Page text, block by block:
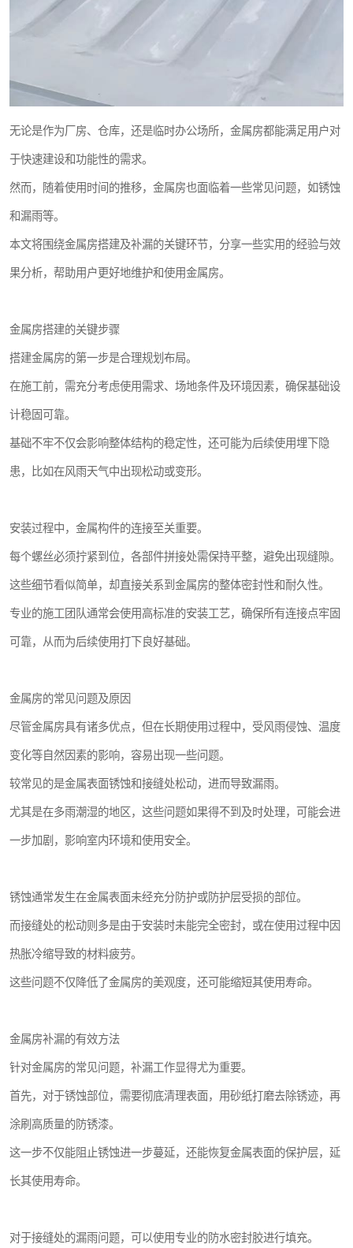
无论是作为厂房、仓库，还是临时办公场所，金属房都能满足用户对
于快速建设和功能性的需求。
然而，随着使用时间的推移，金属房也面临着一些常见问题，如锈蚀
和漏雨等。
本文将围绕金属房搭建及补漏的关键环节，分享一些实用的经验与效
果分析，帮助用户更好地维护和使用金属房。
金属房搭建的关键步骤
搭建金属房的第一步是合理规划布局。
在施工前，需充分考虑使用需求、场地条件及环境因素，确保基础设
计稳固可靠。
基础不牢不仅会影响整体结构的稳定性，还可能为后续使用埋下隐
患，比如在风雨天气中出现松动或变形。
安装过程中，金属构件的连接至关重要。
每个螺丝必须拧紧到位，各部件拼接处需保持平整，避免出现缝隙。
这些细节看似简单，却直接关系到金属房的整体密封性和耐久性。
专业的施工团队通常会使用高标准的安装工艺，确保所有连接点牢固
可靠，从而为后续使用打下良好基础。
金属房的常见问题及原因
尽管金属房具有诸多优点，但在长期使用过程中，受风雨侵蚀、温度
变化等自然因素的影响，容易出现一些问题。
较常见的是金属表面锈蚀和接缝处松动，进而导致漏雨。
尤其是在多雨潮湿的地区，这些问题如果得不到及时处理，可能会进
一步加剧，影响室内环境和使用安全。
锈蚀通常发生在金属表面未经充分防护或防护层受损的部位。
而接缝处的松动则多是由于安装时未能完全密封，或在使用过程中因
热胀冷缩导致的材料疲劳。
这些问题不仅降低了金属房的美观度，还可能缩短其使用寿命。
金属房补漏的有效方法
针对金属房的常见问题，补漏工作显得尤为重要。
首先，对于锈蚀部位，需要彻底清理表面，用砂纸打磨去除锈迹，再
涂刷高质量的防锈漆。
这一步不仅能阻止锈蚀进一步蔓延，还能恢复金属表面的保护层，延
长其使用寿命。
对于接缝处的漏雨问题，可以使用专业的防水密封胶进行填充。